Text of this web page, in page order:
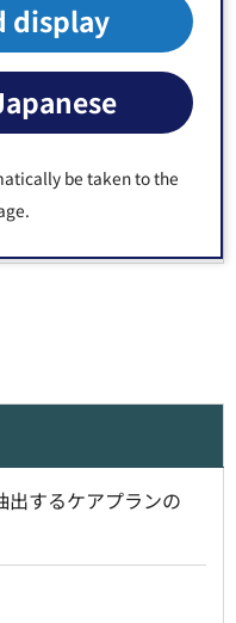
display
be taken to the
窓口：区役所3階6番
東陽4丁目11番28号
出するケアプランの